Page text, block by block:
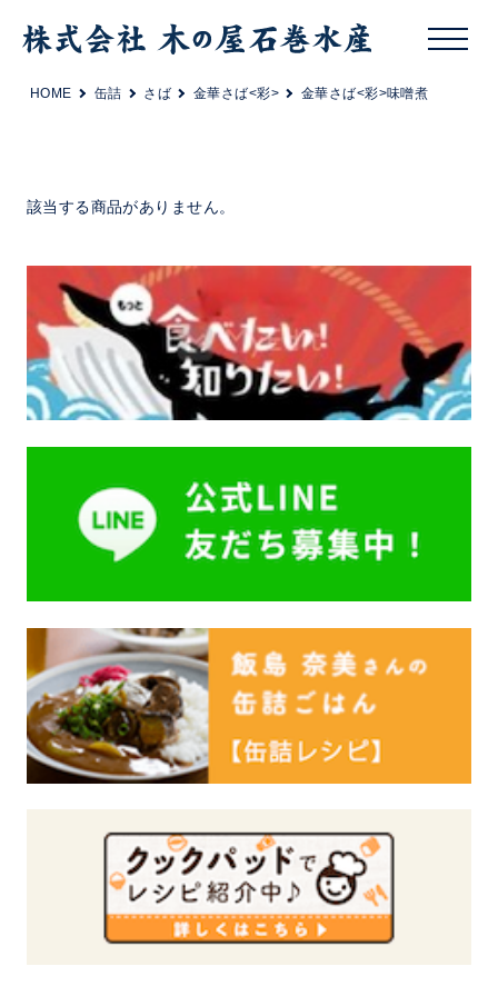
HOME 缶詰 さば 金華さば<彩> 金華さば<彩>味噌煮
該当する商品がありません。